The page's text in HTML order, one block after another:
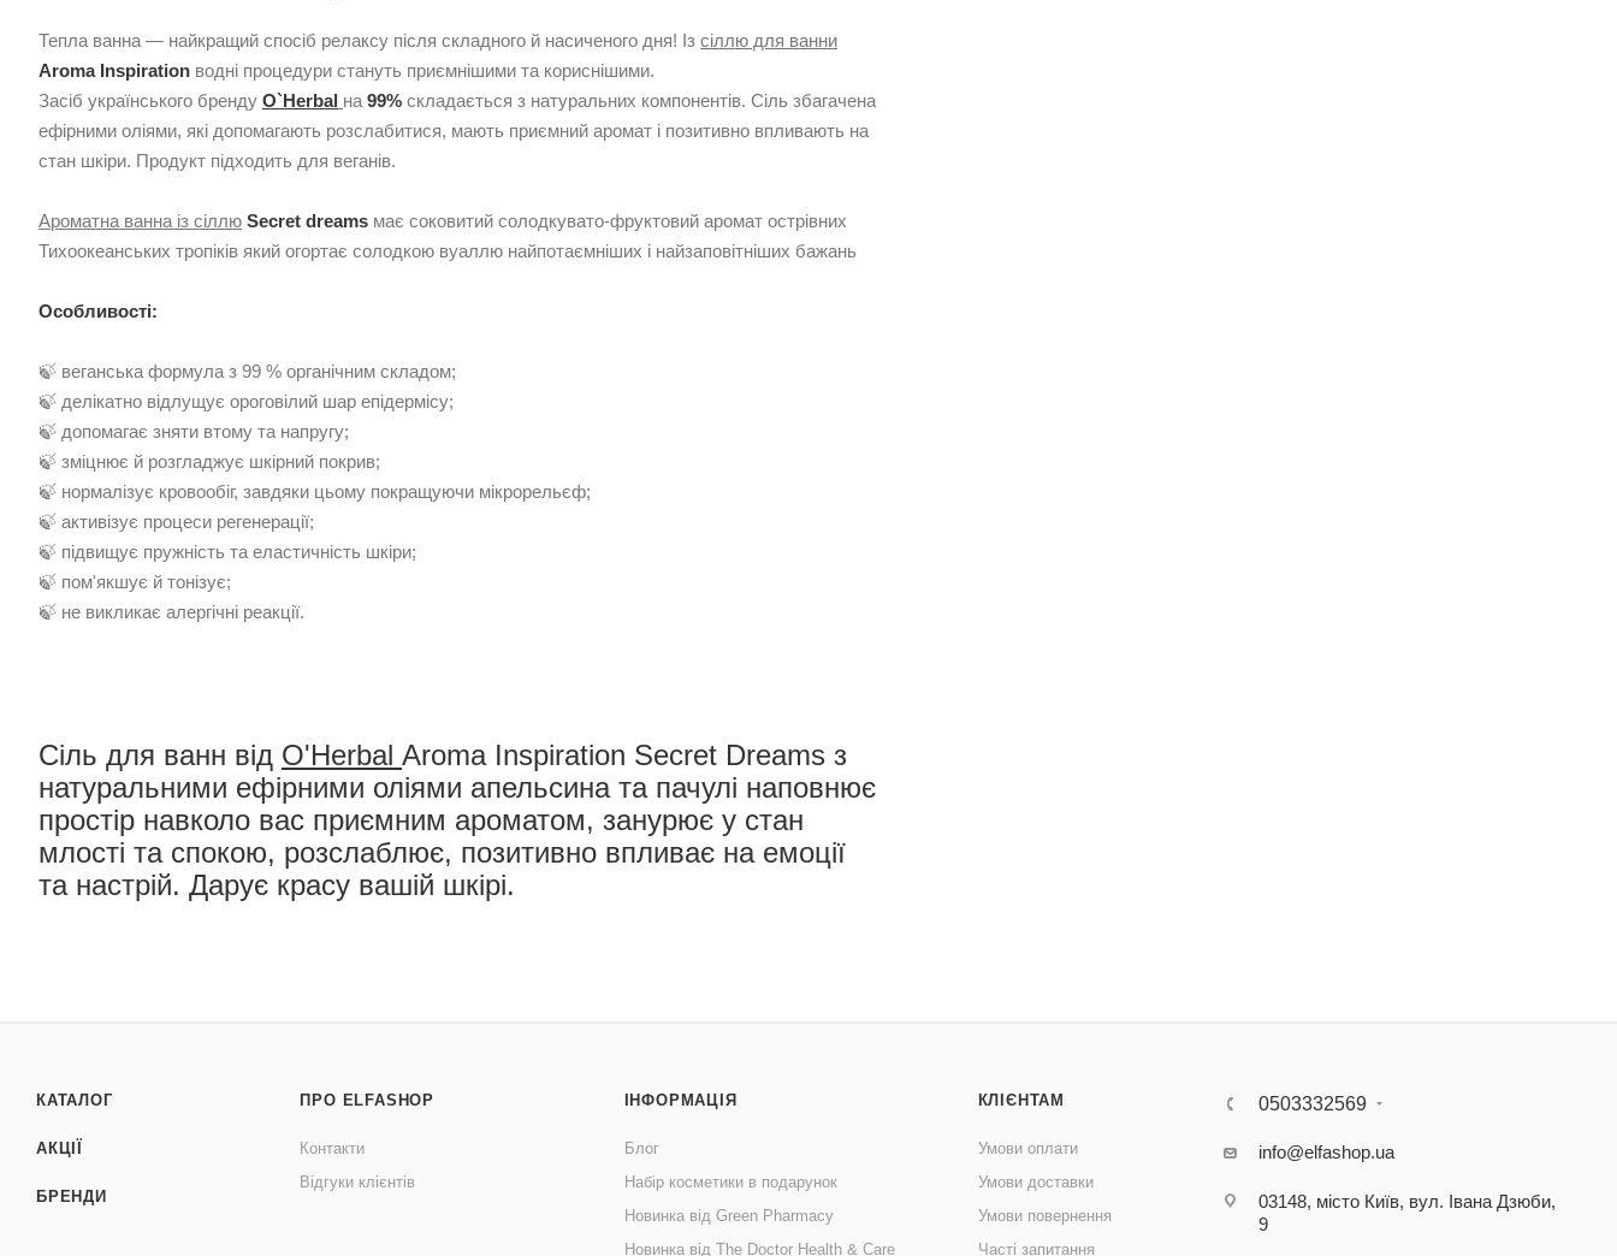
Тепла ванна — найкращий спосіб релаксу після складного й насиченого дня! Із сіллю для ванни
Aroma Inspiration водні процедури стануть приємнішими та кориснішими.
Засіб українського бренду O`Herbal на 99% складається з натуральних компонентів. Сіль збагачена
ефірними оліями, які допомагають розслабитися, мають приємний аромат і позитивно впливають на
стан шкіри. Продукт підходить для веганів.
Ароматна ванна із сіллю Secret dreams має соковитий солодкувато-фруктовий аромат острівних
Тихоокеанських тропіків який огортає солодкою вуаллю найпотаємніших і найзаповітніших бажань
Особливості:
🍃 веганська формула з 99 % органічним складом;
🍃 делікатно відлущує ороговілий шар епідермісу;
🍃 допомагає зняти втому та напругу;
🍃 зміцнює й розгладжує шкірний покрив;
🍃 нормалізує кровообіг, завдяки цьому покращуючи мікрорельєф;
🍃 активізує процеси регенерації;
🍃 підвищує пружність та еластичність шкіри;
🍃 пом'якшує й тонізує;
🍃 не викликає алергічні реакції.
Сіль для ванн від O'Herbal Aroma Inspiration Secret Dreams з
натуральними ефірними оліями апельсина та пачулі наповнює
простір навколо вас приємним ароматом, занурює у стан
млості та спокою, розслаблює, позитивно впливає на емоції
та настрій. Дарує красу вашій шкірі.
КАТАЛОГ
АКЦІЇ
БРЕНДИ
ПРО ELFASHOP
Контакти
Відгуки клієнтів
ІНФОРМАЦІЯ
Блог
Набір косметики в подарунок
Новинка від Green Pharmacy
Новинка від The Doctor Health & Care
КЛІЄНТАМ
Умови оплати
Умови доставки
Умови повернення
Часті запитання
0503332569
info@elfashop.ua
03148, місто Київ, вул. Івана Дзюби,
9